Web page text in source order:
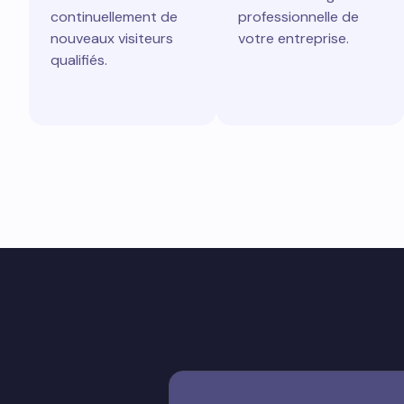
continuellement de
nouveaux visiteurs
qualifiés.
professionnelle de
votre entreprise.